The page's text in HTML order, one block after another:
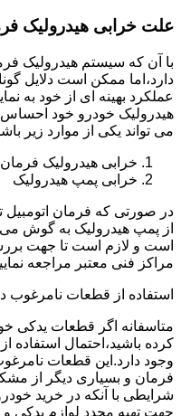
علت خرابی هیدرولیک
با آن که سیستم هیدرولیک
دارد،اما ممکن است دلایل
عملکرد بهینه ای از خود به
هیدرولیک خودرو خود احساس
می تواند یکی از موارد زیر
خرابی هیدرولیک فرمان
خرابی پمپ هیدرولیک
در صورتی که فرمان
از پمپ هیدرولیک به گوش
است و لازم است تا جهت
مراکز فنی معتبر مراجعه
استفاده از قطعات نامرغوب
متاسفانه اگر قطعات یدکی
کرده باشید،احتمال
وجود دارد.این قطعات
فرمان و بسیاری دیگر از
شرایطی با آنکه در خرید
جهت تهیه مجدد لوازم یدکی و